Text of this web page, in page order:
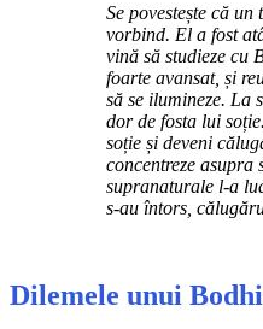
Se povestește că
vorbind. El a fost
vină să studieze cu
foarte avansat, și
să se ilumineze. La
dor de fosta lui
soție și deveni
concentreze
supranaturale l-a
s-au întors,
Dilemele unui